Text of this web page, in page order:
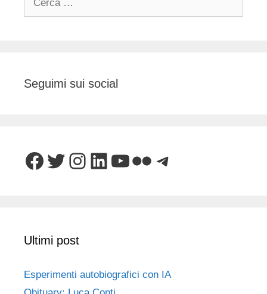
Seguimi sui social
Facebook
Twitter
Instagram
LinkedIn
YouTube
FlickrTelegram
Ultimi post
Esperimenti autobiografici con IA